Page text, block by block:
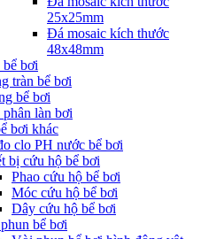
25x25mm
Đá mosaic kích thước
48x48mm
bơi
tràn bể bơi
bể bơi
làn bơi
bơi khác
clo PH nước bể bơi
bị cứu hộ bể bơi
Phao cứu hộ bể bơi
Móc cứu hộ bể bơi
Dây cứu hộ bể bơi
bể bơi